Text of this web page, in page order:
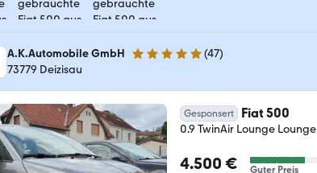
A.K.Automobile GmbH 4.9 Sterne (47)
73779 Deizisau
Gesponsert Fiat 500
0.9 TwinAir Lounge Lounge
4.500 € Guter Preis